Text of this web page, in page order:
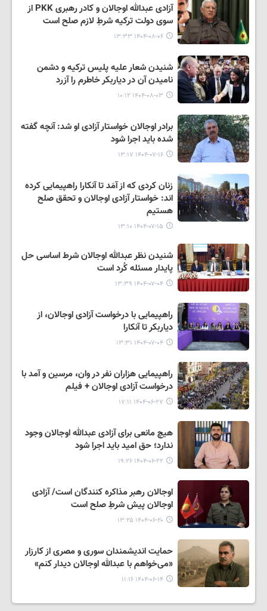
آزادی عبدالله اوجالان و کادر رهبری PKK از
سوی دولت ترکیه شرطِ لازم صلح است
۱۴۰۴-۰۸-۰۶ ۱۳:۳۳
شنیدن شعار علیه پلیس ترکیه و دشمن
نامیدن آن در دیاربکر خاطرم را آزرد
۱۴۰۴-۰۸-۰۳ ۱۰:۱۲
برادر اوجالان خواستار آزادی او شد: آنچه گفته
شده باید اجرا شود
۱۴۰۴-۰۷-۱۶ ۱۳:۱۷
زنان کردی که از آمَد تا آنکارا راهپیمایی کرده
اند: خواستار آزادی اوجالان و تحقق صلح
هستیم
۱۴۰۴-۰۷-۱۵ ۱۳:۱۰
شنیدن نظر عبدالله اوجالان شرط اساسی حل
پایدار مسئله کُرد است
۱۴۰۴-۰۷-۰۴ ۱۳:۳۹
راهپیمایی با درخواست آزادی اوجالان، از
دیاربکر تا آنکارا
۱۴۰۴-۰۷-۰۴ ۱۳:۳۱
راهپیمایی هزاران نفر در وان، مرسین و آمد با
درخواست آزادی اوجالان + فیلم
۱۴۰۴-۰۶-۲۷ ۱۷:۱۱
هیچ مانعی برای آزادی عبدالله اوجالان وجود
ندارد؛ حق امید باید اجرا شود
۱۴۰۴-۰۶-۲۲ ۱۹:۲۶
اوجالان رهبر مذاکره کنندگان است/ آزادی
اوجالان پیش شرطِ صلح است
۱۴۰۴-۰۶-۲۰ ۱۳:۲۵
حمایت اندیشمندان سوری و مصری از کارزار
«می‌خواهم با عبدالله اوجالان دیدار کنم»
۱۴۰۴-۰۶-۱۴ ۱۱:۱۶